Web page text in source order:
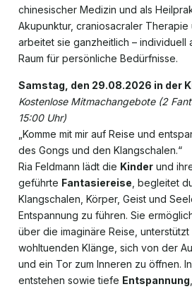
chinesischer Medizin und als
Akupunktur, craniosacraler Therapie
arbeitet sie ganzheitlich – individuell
Raum für persönliche Bedürfnisse.
Samstag, den 29.08.2026 in der
Kostenlose Mitmachangebote (2
15:00 Uhr)
„Komme mit mir auf Reise und
des Gongs und den Klangschalen.“
Ria Feldmann lädt die Kinder und
geführte Fantasiereise , begleitet
Klangschalen, Körper, Geist und
Entspannung zu führen. Sie
über die imaginäre Reise,
wohltuenden Klänge, sich von der
und ein Tor zum Inneren zu öffnen.
entstehen sowie tiefe Entspannung